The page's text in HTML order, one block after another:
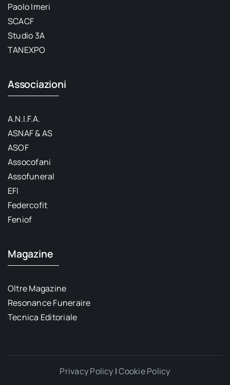
Paolo Imeri
SCACF
Studio 3A
TANEXPO
Associazioni
A.N.I.F.A.
ASNAF & AS
ASOF
Assocofani
Assofuneral
EFI
Federcofit
Feniof
Magazine
Oltre Magazine
Resonance Funeraire
Tecnica Editoriale
Privacy Policy |Cookie Policy